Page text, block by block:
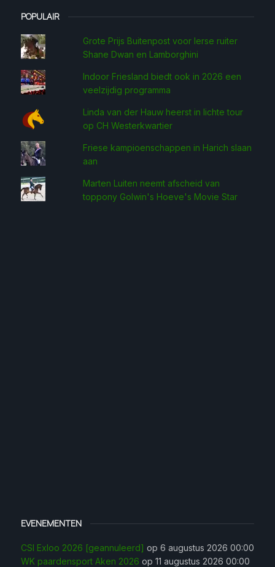
POPULAIR
Grote Prijs Buitenpost voor Ierse ruiter
Shane Dwan en Lamborghini
Indoor Friesland biedt ook in 2026 een
veelzijdig programma
Linda van der Hauw heerst in lichte tour
op CH Westerkwartier
Friese kampioenschappen in Harich slaan
aan
Marten Luiten neemt afscheid van
toppony Golwin's Hoeve's Movie Star
EVENEMENTEN
CSI Exloo 2026 [geannuleerd] op 6 augustus 2026 00:00
WK paardensport Aken 2026 op 11 augustus 2026 00:00